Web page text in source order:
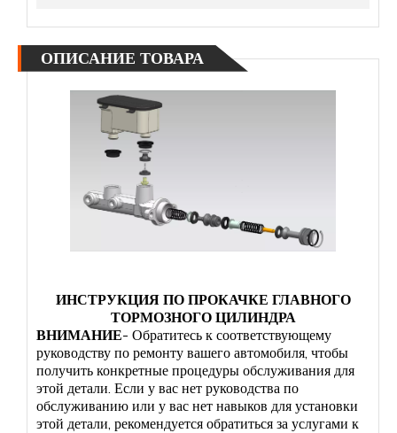
ОПИСАНИЕ ТОВАРА
ИНСТРУКЦИЯ ПО ПРОКАЧКЕ ГЛАВНОГО
ТОРМОЗНОГО ЦИЛИНДРА
ВНИМАНИЕ- Обратитесь к соответствующему
руководству по ремонту вашего автомобиля, чтобы
получить конкретные процедуры обслуживания для
этой детали. Если у вас нет руководства по
обслуживанию или у вас нет навыков для установки
этой детали, рекомендуется обратиться за услугами к